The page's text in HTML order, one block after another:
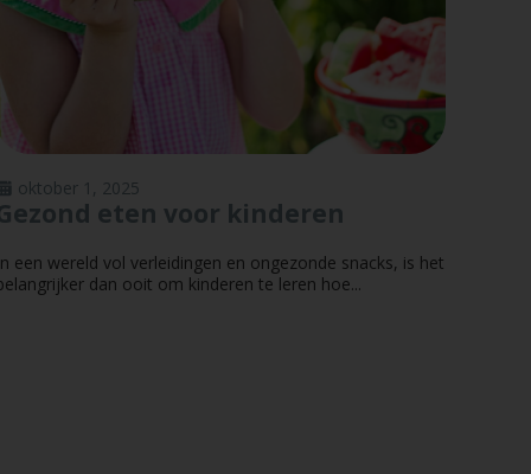
eten voor kinderen
oktober 1, 2025
een wereld vol verleidingen en ongezonde snacks, is het
dan ooit om kinderen te leren hoe...